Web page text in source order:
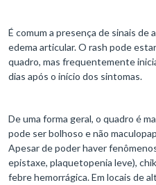
É comum a presença de sinais de
edema articular. O rash pode
quadro, mas frequentemente
dias após o início dos sintomas.
De uma forma geral, o quadro é
pode ser bolhoso e não
Apesar de poder haver
epistaxe, plaquetopenia leve),
febre hemorrágica. Em locais de